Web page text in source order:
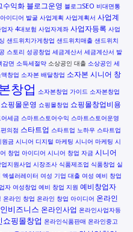
수익화 블로그운영 블로그SEO 비대면통
이디어 발굴 사업계획 사업계획서 사업계
업자 4대보험 사업자계좌 사업자등록 사업
샌드위치가게창업 샌드위치매출 샌드위치
스토리 성공창업 세금계산서 세금계산서 발
감면 소득세절약 소상공인 대출 소상공인 세
액창업 소자본 배달창업 소자본 시니어 창
창업 소자본창업 가이드 소자본창업
쇼핑몰운영 쇼핑몰창업 쇼핑몰창업비용
세금 스마트스토어수익 스마트스토어운영
의점 스타트업 스타트업 노하우 스타트업
원금 시니어 디지털 마케팅 시니어 마케팅 시
창업 아이디어 시니어 창업 자금 시니어
지원사업 시장조사 식품제조업 식품창업 실
엑셀러레이터 여성 기업 대출 여성 예비 창업
자 여성창업 예비 창업 지원 예비창업자
온라인 창업 온라인 창업 아이디어 온라인
비즈니스 온라인사업 온라인사업자등
쇼핑몰창업 온라인식품판매 온라인중고